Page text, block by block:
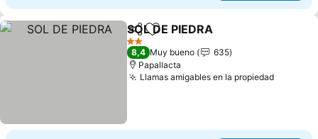
CompartirAgregar a favoritos
SOL DE PIEDRA
2 Estrellas
8,4 Muy bueno
635
Papallacta
Llamas amigables en la propiedadVer